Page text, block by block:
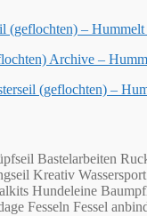
(geflochten) –
Archive –
(geflochten) –
Bastelarbeiten
Kreativ
Hundeleine
Fesseln Fessel